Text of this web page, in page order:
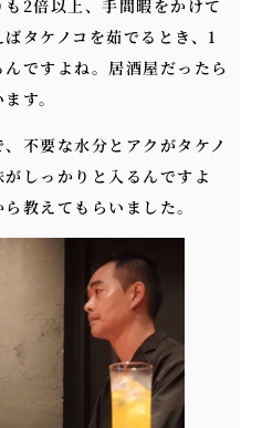
2倍以上、手間暇をかけて
タケノコを茹でるとき、1
ですよね。居酒屋だったら
す。
不要な水分とアクがタケノ
しっかりと入るんですよ
教えてもらいました。